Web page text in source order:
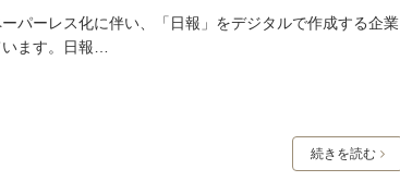
パーレス化に伴い、「日報」をデジタルで作成する企業
ます。日報…
続きを読む